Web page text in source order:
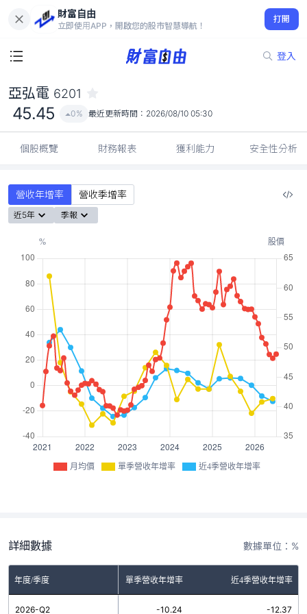
財富自由
立即使用APP，開啟您的股市智慧導航！
打開
登入
45.45
0%
亞弘電 6201
45.45 0% 最近更新時間： 2026/08/10 05:30
個股概覽 財務報表 獲利能力 安全性分析
營收年增率 營收季增率
近5年 季報
月均價 單季營收年增率 近4季營收年增率
詳細數據 數據單位：%
年度/季度 單季營收年增率 近4季營收年增率
2026-Q2 -10.24 -12.37